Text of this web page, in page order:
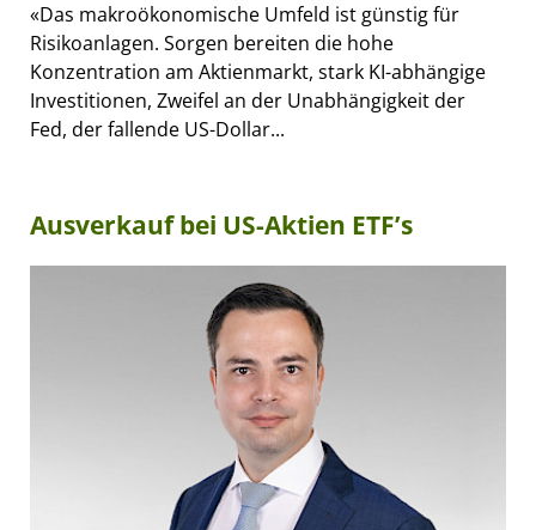
«Das makroökonomische Umfeld ist günstig für
Risikoanlagen. Sorgen bereiten die hohe
Konzentration am Aktienmarkt, stark KI-abhängige
Investitionen, Zweifel an der Unabhängigkeit der
Fed, der fallende US-Dollar...
Ausverkauf bei US-Aktien ETF’s